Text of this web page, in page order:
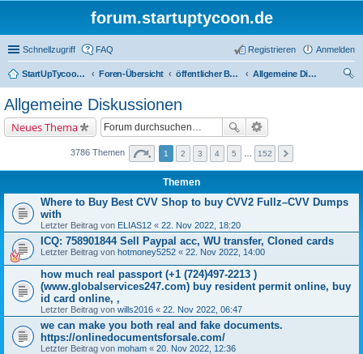
forum.startuptycoon.de
Schnellzugriff FAQ Anmelden
Registrieren
StartUpTycoon Forum Foren-Übersicht öffentlicher Bereich
Allgemeine Diskussionen
Allgemeine Diskussionen
Neues Thema
3786 Themen 1 2 3 4 5 152
Themen
Where to Buy Best CVV Shop to buy CVV2 Fullz–CVV Dumps
with
Letzter Beitrag von ELIAS12 « 22. Nov 2022, 18:20
ICQ: 758901844 Sell Paypal acc, WU transfer, Cloned cards
Letzter Beitrag von hotmoney5252 « 22. Nov 2022, 14:00
how much real passport (+1 (724)497-2213 )
(www.globalservices247.com) buy resident permit online, buy
id card online, ,
Letzter Beitrag von wills2016 « 22. Nov 2022, 06:47
we can make you both real and fake documents.
https://onlinedocumentsforsale.com/
Letzter Beitrag von moham « 20. Nov 2022, 12:36